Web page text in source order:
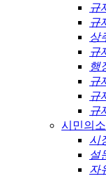
규
규
상
규
행
규
규
규
시민의소
시
설
자